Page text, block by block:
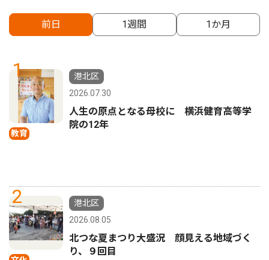
前日 1週間 1か月
1
教育
港北区
2026.07.30
人生の原点となる母校に 横浜健育高等学
院の12年
2
港北区
2026.08.05
北つな夏まつり大盛況 顔見える地域づく
り、９回目